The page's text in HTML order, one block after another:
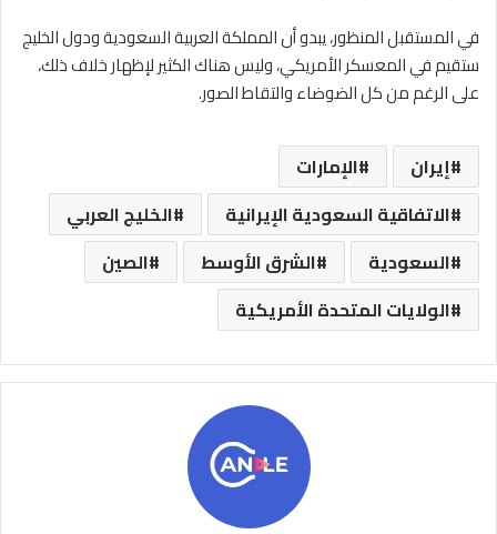
في المستقبل المنظور، يبدو أن المملكة العربية السعودية ودول الخليج
ستقيم في المعسكر الأمريكي، وليس هناك الكثير لإظهار خلاف ذلك،
على الرغم من كل الضوضاء والتقاط الصور.
إيران
الإمارات
الاتفاقية السعودية الإيرانية
الخليج العربي
السعودية
الشرق الأوسط
الصين
الولايات المتحدة الأمريكية